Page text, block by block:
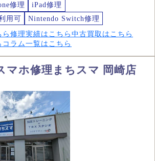
修理
iPad修理
用可
Nintendo Switch修理
修理実績はこちら 中古買取はこちら
コラム一覧はこちら
マホ修理まちスマ 岡崎店